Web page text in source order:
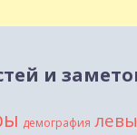
и
демография